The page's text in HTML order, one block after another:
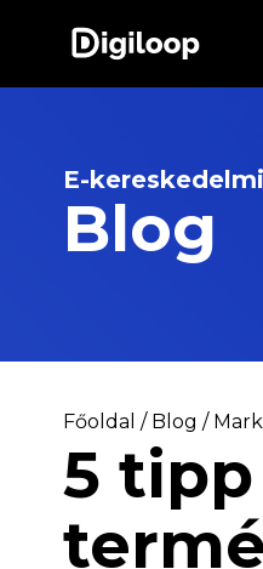
E-
Blog
Főoldal / Blog /
5